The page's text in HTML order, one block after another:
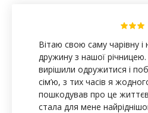
Вітаю свою саму чарівну
дружину з нашої
вирішили одружитися і
сім’ю, з тих часів я
пошкодував про це
стала для мене